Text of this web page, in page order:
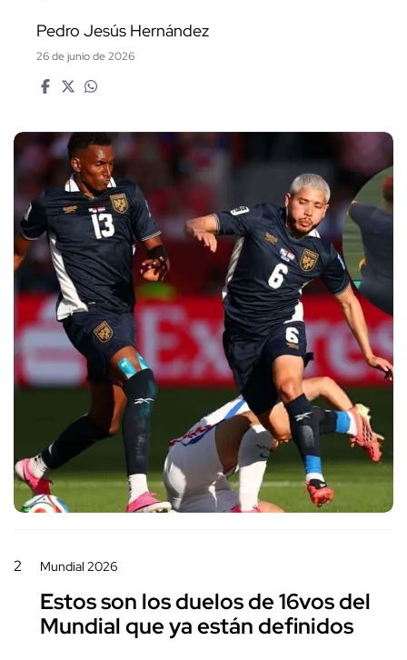
Pedro Jesús Hernández
26 de junio de 2026
2 Mundial 2026
Estos son los duelos de 16vos del
Mundial que ya están definidos